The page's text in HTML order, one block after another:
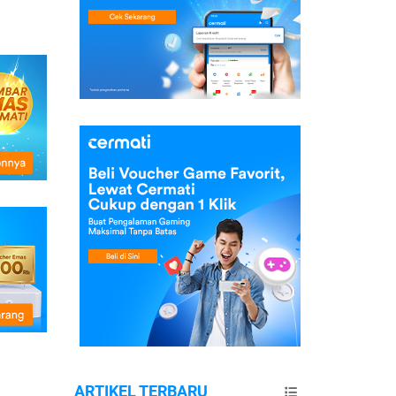
ARTIKEL TERBARU